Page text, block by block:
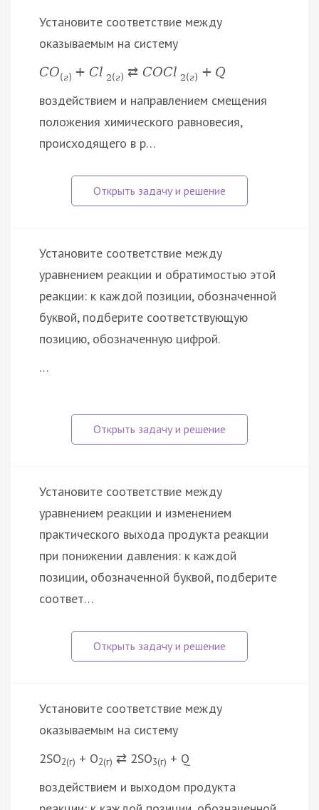
Установите соответствие между
оказываемым на систему
CO(г) + Cl 2(г) ⇄ COCl 2(г) + Q
воздействием и направлением смещения
положения химического равновесия,
происходящего в р…
Установите соответствие между
уравнением реакции и обратимостью этой
реакции: к каждой позиции, обозначенной
буквой, подберите соответствующую
позицию, обозначенную цифрой.
…
Установите соответствие между
уравнением реакции и изменением
практического выхода продукта реакции
при понижении давления: к каждой
позиции, обозначенной буквой, подберите
соответ…
Установите соответствие между
оказываемым на систему
2SO2(г) + O2(г) ⇄ 2SO3(г) + Q
воздействием и выходом продукта